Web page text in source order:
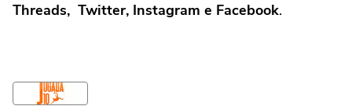
Threads, Twitter, Instagram e Facebook.